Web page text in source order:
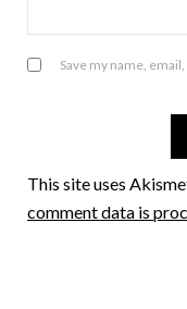
Save my name,
This site uses
comment data is